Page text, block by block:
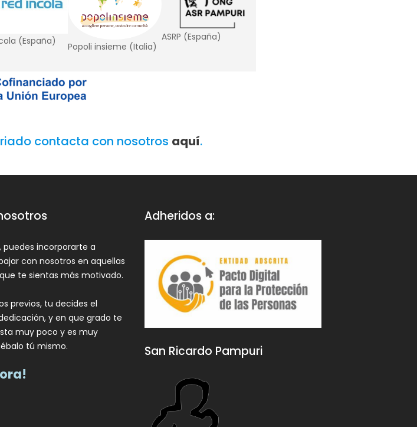
(España)
Popoli insieme (Italia)
contacta con nosotrosaquí.
puedes incorporarte a
te sientas más motivado.
previos, tu decides el
y en que grado te
tú mismo.
San Ricardo Pampuri